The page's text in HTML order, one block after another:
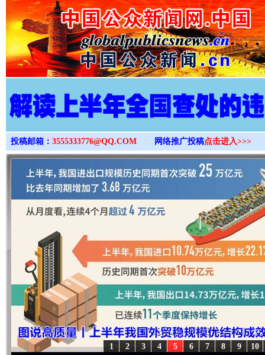
>
投稿邮箱： 3555333776@QQ.COM 网络推广投稿点击进入>>>
10
9
8
7
6
5
4
3
2
1
完善运行机制助力责任有效落实 一纸欠